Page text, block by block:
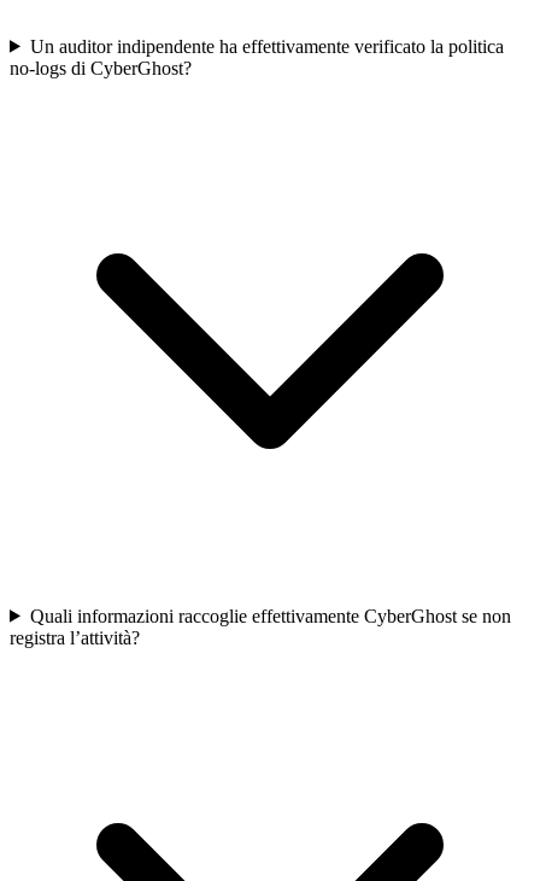
Un auditor indipendente ha effettivamente verificato la politica
no-logs di CyberGhost?
Quali informazioni raccoglie effettivamente CyberGhost se non
registra l’attività?